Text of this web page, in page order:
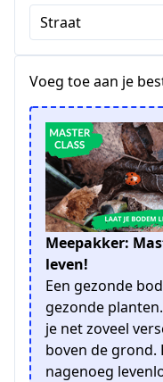
Straat
Voeg toe aan je
Meepakker:
leven!
Een gezonde
gezonde
je net zoveel
boven de grond.
nagenoeg